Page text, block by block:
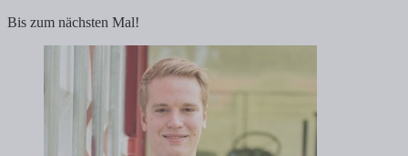
Bis zum nächsten Mal!